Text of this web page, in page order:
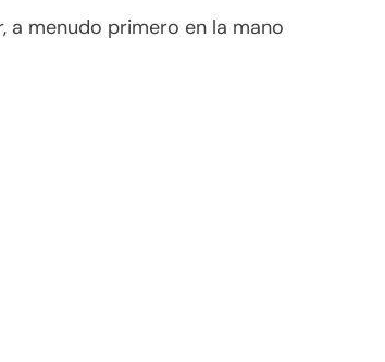
a menudo primero en la mano